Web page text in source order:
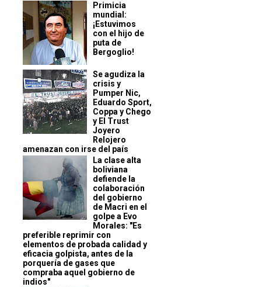
Primicia
mundial:
¡Estuvimos
con el hijo de
puta de
Bergoglio!
Se agudiza la
crisis y
Pumper Nic,
Eduardo Sport,
Coppa y Chego
y El Trust
Joyero
Relojero
amenazan con irse del país
La clase alta
boliviana
defiende la
colaboración
del gobierno
de Macri en el
golpe a Evo
Morales: "Es
preferible reprimir con
elementos de probada calidad y
eficacia golpista, antes de la
porquería de gases que
compraba aquel gobierno de
indios"